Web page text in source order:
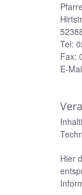
Tel:
Fax:
E-
Hier